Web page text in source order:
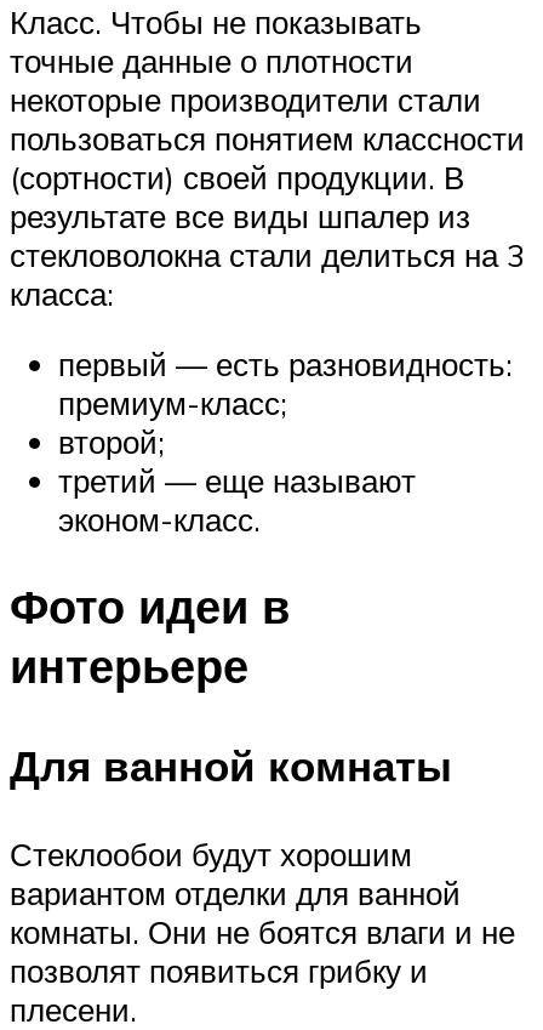
Класс. Чтобы не показывать
точные данные о плотности
некоторые производители стали
пользоваться понятием классности
(сортности) своей продукции. В
результате все виды шпалер из
стекловолокна стали делиться на 3
класса:
первый — есть разновидность:
премиум-класс;
второй;
третий — еще называют
эконом-класс.
Фото идеи в
интерьере
Для ванной комнаты
Стеклообои будут хорошим
вариантом отделки для ванной
комнаты. Они не боятся влаги и не
позволят появиться грибку и
плесени.